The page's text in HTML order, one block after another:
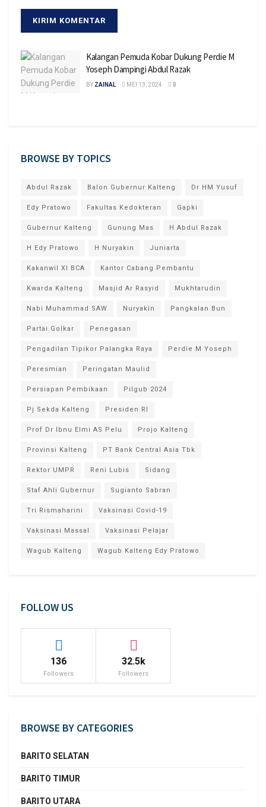
Kalangan Pemuda Kobar Dukung Perdie M
Yoseph Dampingi Abdul Razak
BY ZAINAL MEI 13, 2024 0
BROWSE BY TOPICS
Abdul Razak Balon Gubernur Kalteng Dr HM Yusuf
Edy Pratowo Fakultas Kedokteran Gapki
Gubernur Kalteng Gunung Mas H Abdul Razak
H Edy Pratowo H Nuryakin Juniarta
Kakanwil XI BCA Kantor Cabang Pembantu
Kwarda Kalteng Masjid Ar Rasyid Mukhtarudin
Nabi Muhammad SAW Nuryakin Pangkalan Bun
Partai Golkar Penegasan
Pengadilan Tipikor Palangka Raya Perdie M Yoseph
Peresmian Peringatan Maulid
Persiapan Pembikaan Pilgub 2024
Pj Sekda Kalteng Presiden RI
Prof Dr Ibnu Elmi AS Pelu Projo Kalteng
Provinsi Kalteng PT Bank Central Asia Tbk
Rektor UMPR Reni Lubis Sidang
Staf Ahli Gubernur Sugianto Sabran
Tri Rismaharini Vaksinasi Covid-19
Vaksinasi Massal Vaksinasi Pelajar
Wagub Kalteng Wagub Kalteng Edy Pratowo
FOLLOW US
136
Followers
32.5k
Followers
BROWSE BY CATEGORIES
BARITO SELATAN
BARITO TIMUR
BARITO UTARA